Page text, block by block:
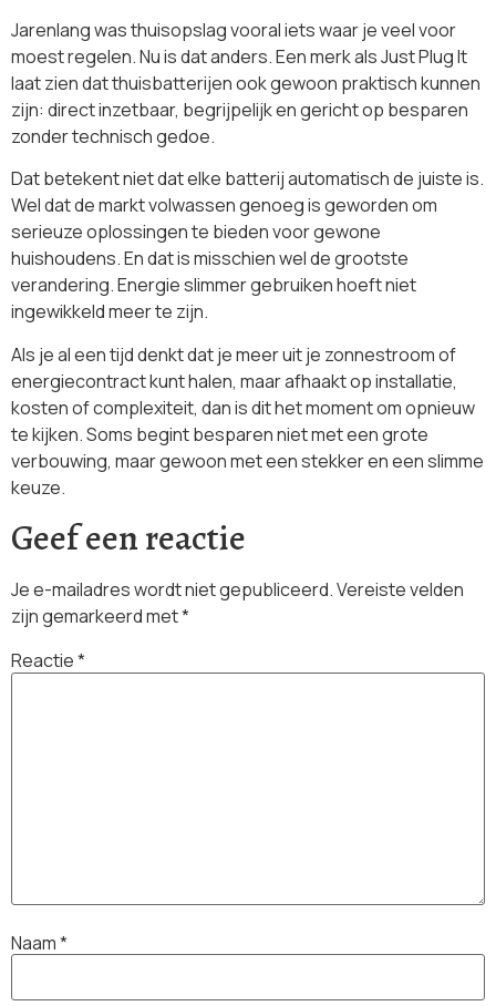
Jarenlang was thuisopslag vooral iets waar je veel voor
moest regelen. Nu is dat anders. Een merk als Just Plug It
laat zien dat thuisbatterijen ook gewoon praktisch kunnen
zijn: direct inzetbaar, begrijpelijk en gericht op besparen
zonder technisch gedoe.
Dat betekent niet dat elke batterij automatisch de juiste is.
Wel dat de markt volwassen genoeg is geworden om
serieuze oplossingen te bieden voor gewone
huishoudens. En dat is misschien wel de grootste
verandering. Energie slimmer gebruiken hoeft niet
ingewikkeld meer te zijn.
Als je al een tijd denkt dat je meer uit je zonnestroom of
energiecontract kunt halen, maar afhaakt op installatie,
kosten of complexiteit, dan is dit het moment om opnieuw
te kijken. Soms begint besparen niet met een grote
verbouwing, maar gewoon met een stekker en een slimme
keuze.
Geef een reactie
Je e-mailadres wordt niet gepubliceerd.Vereiste velden
zijn gemarkeerd met*
Reactie*
Naam*